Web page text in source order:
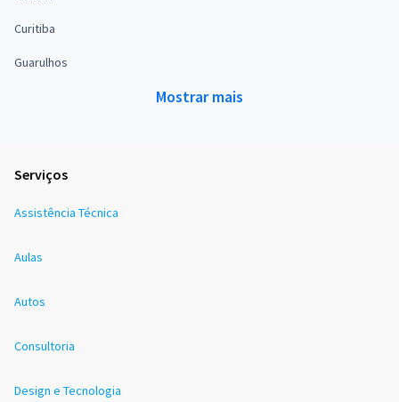
Curitiba
Guarulhos
Mostrar mais
Serviços
Assistência Técnica
Aulas
Autos
Consultoria
Design e Tecnologia